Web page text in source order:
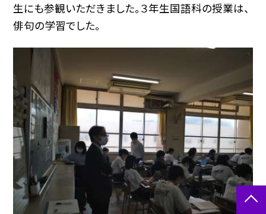
生にも参観いただきました。３年生国語科の授業は、
俳句の学習でした。